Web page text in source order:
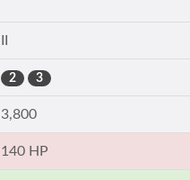
2 3
3,800
140 HP